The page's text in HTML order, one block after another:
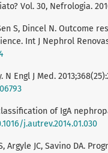
Vol. 30, Nefrologia.
S, Dincel N. Outcome
Int J Nephrol
Engl J Med.
of IgA
j.autrev.2014.01.030
Argyle JC, Savino DA.